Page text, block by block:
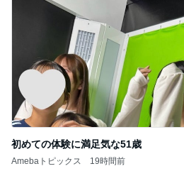
初めての体験に満足気な51歳
Amebaトピックス 19時間前
記事を読む